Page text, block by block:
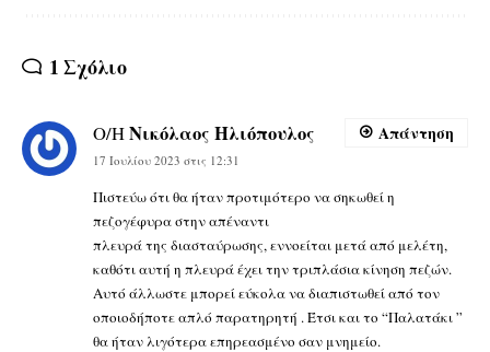
1 Σχόλιο
Ο/ΗΝικόλαος Ηλιόπουλος
17 Ιουλίου 2023 στις 12:31
Πιστεύω ότι θα ήταν προτιμότερο να σηκωθεί η
πεζογέφυρα στην απέναντι
πλευρά της διασταύρωσης, εννοείται μετά από μελέτη,
καθότι αυτή η πλευρά έχει την τριπλάσια κίνηση πεζών.
Αυτό άλλωστε μπορεί εύκολα να διαπιστωθεί από τον
οποιοδήποτε απλό παρατηρητή . Έτσι και το “Παλατάκι ”
θα ήταν λιγότερα επηρεασμένο σαν μνημείο.
Απάντηση